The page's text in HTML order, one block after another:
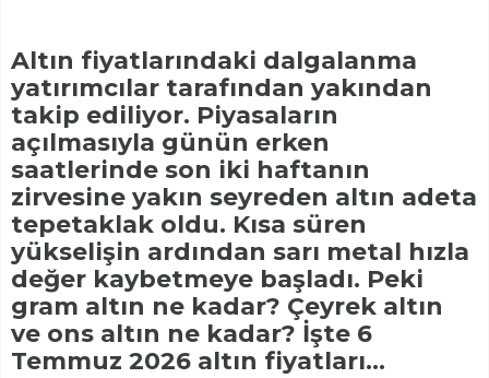
Altın fiyatlarındaki dalgalanma
yatırımcılar tarafından yakından
takip ediliyor. Piyasaların
açılmasıyla günün erken
saatlerinde son iki haftanın
zirvesine yakın seyreden altın adeta
tepetaklak oldu. Kısa süren
yükselişin ardından sarı metal hızla
değer kaybetmeye başladı. Peki
gram altın ne kadar? Çeyrek altın
ve ons altın ne kadar? İşte 6
Temmuz 2026 altın fiyatları...